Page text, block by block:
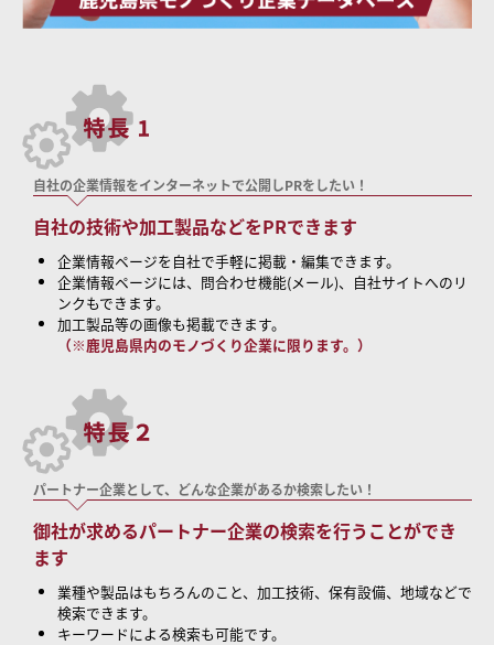
自社の企業情報をインターネットで公開しPRをしたい！
自社の技術や加工製品などをPRできます
企業情報ページを自社で手軽に掲載・編集できます。
企業情報ページには、問合わせ機能(メール)、自社サイトへのリ
ンクもできます。
加工製品等の画像も掲載できます。
（※鹿児島県内のモノづくり企業に限ります。）
パートナー企業として、どんな企業があるか検索したい！
御社が求めるパートナー企業の検索を行うことができ
ます
業種や製品はもちろんのこと、加工技術、保有設備、地域などで
検索できます。
キーワードによる検索も可能です。